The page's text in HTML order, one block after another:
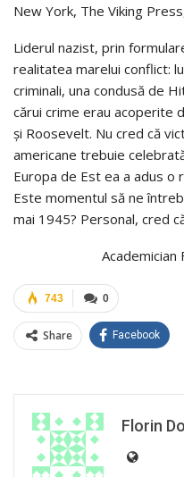
New York, The Viking
Liderul nazist, prin
realitatea marelui conflict:
criminali, una condusă de
cărui crime erau acoperite
și Roosevelt. Nu cred că
americane trebuie
Europa de Est ea a adus
Este momentul să ne
mai 1945? Personal, cred
0
743
Share Facebook
Florin